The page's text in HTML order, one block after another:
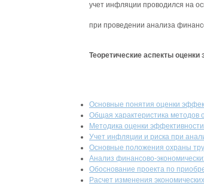
учет инфляции проводился на
при проведении анализа
Теоретические аспекты
Основные понятия оценки
Общая характеристика методов
Методика оценки
Учет инфляции и риска при
Основные положения охраны
Анализ финансово-
Обоснование проекта по
Расчет изменения